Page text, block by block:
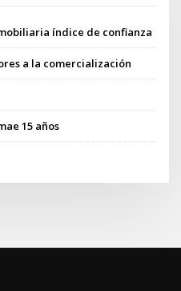
índice de confianza
a la comercialización
15 años